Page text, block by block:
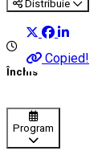
Distribuie
Copied!
Închis
Program